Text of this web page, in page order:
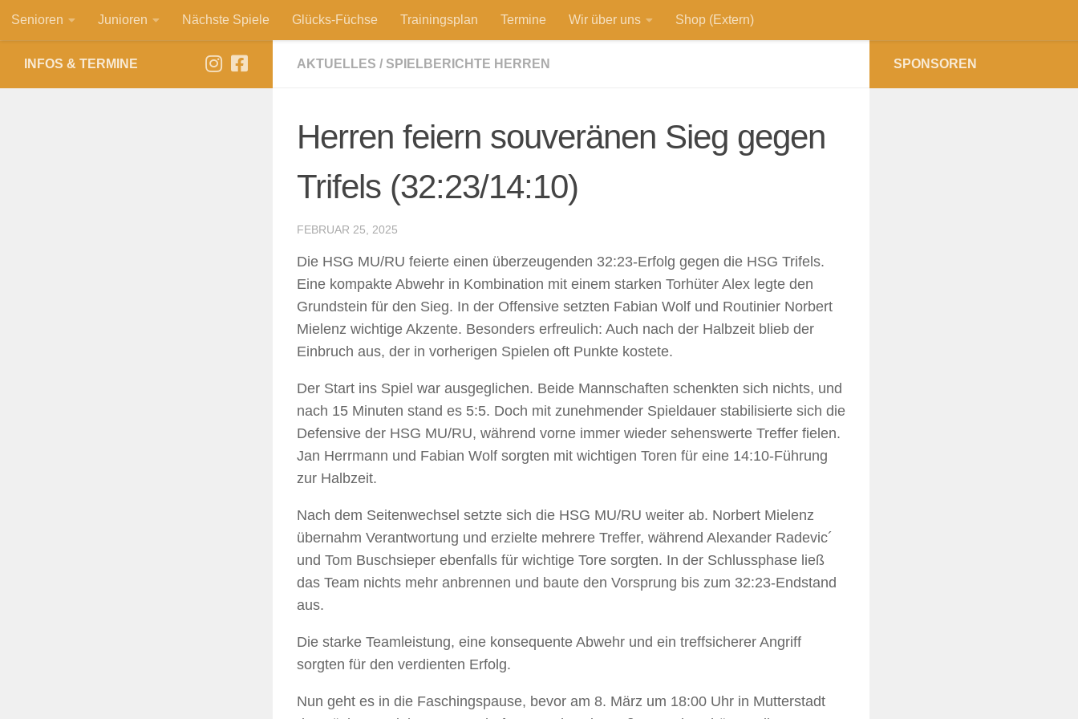
Zum Inhalt springen
Senioren Junioren Nächste Spiele Glücks-Füchse Trainingsplan Termine Wir über uns Shop (Extern)
AKTUELLES / SPIELBERICHTE HERREN
Herren feiern souveränen Sieg gegen
Trifels (32:23/14:10)
FEBRUAR 25, 2025
Die HSG MU/RU feierte einen überzeugenden 32:23-Erfolg gegen die HSG Trifels.
Eine kompakte Abwehr in Kombination mit einem starken Torhüter Alex legte den
Grundstein für den Sieg. In der Offensive setzten Fabian Wolf und Routinier Norbert
Mielenz wichtige Akzente. Besonders erfreulich: Auch nach der Halbzeit blieb der
Einbruch aus, der in vorherigen Spielen oft Punkte kostete.
Der Start ins Spiel war ausgeglichen. Beide Mannschaften schenkten sich nichts, und
nach 15 Minuten stand es 5:5. Doch mit zunehmender Spieldauer stabilisierte sich die
Defensive der HSG MU/RU, während vorne immer wieder sehenswerte Treffer fielen.
Jan Herrmann und Fabian Wolf sorgten mit wichtigen Toren für eine 14:10-Führung
zur Halbzeit.
Nach dem Seitenwechsel setzte sich die HSG MU/RU weiter ab. Norbert Mielenz
übernahm Verantwortung und erzielte mehrere Treffer, während Alexander Radevic´
und Tom Buschsieper ebenfalls für wichtige Tore sorgten. In der Schlussphase ließ
das Team nichts mehr anbrennen und baute den Vorsprung bis zum 32:23-Endstand
aus.
Die starke Teamleistung, eine konsequente Abwehr und ein treffsicherer Angriff
sorgten für den verdienten Erfolg.
Nun geht es in die Faschingspause, bevor am 8. März um 18:00 Uhr in Mutterstadt
INFOS & TERMINE SPONSOREN